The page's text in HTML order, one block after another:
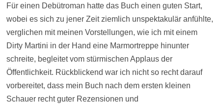
Für einen Debütroman hatte das Buch einen guten Start,
wobei es sich zu jener Zeit ziemlich unspektakulär anfühlte,
verglichen mit meinen Vorstellungen, wie ich mit einem
Dirty Martini in der Hand eine Marmortreppe hinunter
schreite, begleitet vom stürmischen Applaus der
Öffentlichkeit. Rückblickend war ich nicht so recht darauf
vorbereitet, dass mein Buch nach dem ersten kleinen
Schauer recht guter Rezensionen und